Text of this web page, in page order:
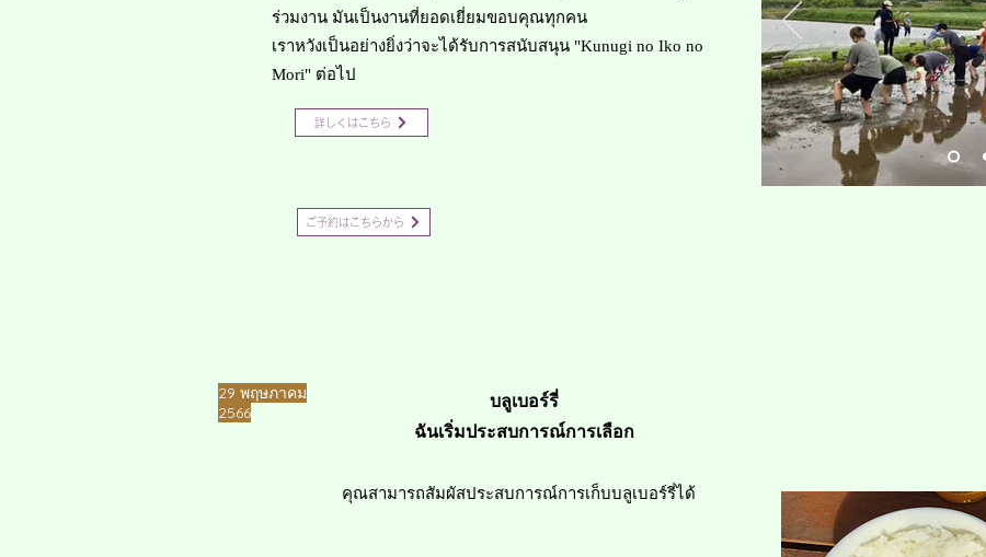
ร่วมงาน มันเป็นงานที่ยอดเยี่ยมขอบคุณทุกคน
เราหวังเป็นอย่างยิ่งว่าจะได้รับการสนับสนุน "Kunugi no Iko no
Mori" ต่อไป
詳しくはこちら
ご予約はこちらから
​29 พฤษภาคม
2566
​บลูเบอร์รี่
ฉันเริ่มประสบการณ์การเลือก
คุณสามารถสัมผัสประสบการณ์การเก็บบลูเบอร์รี่ได้